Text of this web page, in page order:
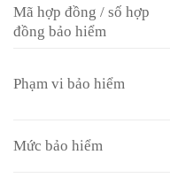
Mã hợp đồng / số hợp
đồng bảo hiểm
Phạm vi bảo hiểm
Mức bảo hiểm